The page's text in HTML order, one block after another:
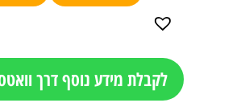
לקבלת מידע נוסף דרך